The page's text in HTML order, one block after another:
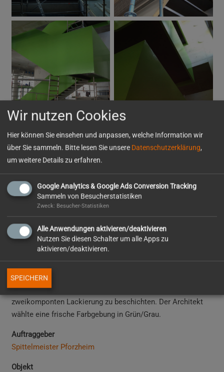
Hilda Gymnasium Pforzheim
Im Neubau Hildagymnasium Pforzheim bekam Otto Wolf
GmbH 2012
Auftrag die Metalltreppe über 4 Etagen komplett mit
zweikomponten Lackierung zu beschichten. Der Architekt
wählte eine frische Farbgebung in Grün/Grau.
Auftraggeber
Spittelmeister Pforzheim
Objekt
Wir nutzen Cookies
Hier können Sie einsehen und anpassen, welche Information wir
über Sie sammeln. Bitte lesen Sie unsere Datenschutzerklärung,
um weitere Details zu erfahren.
Google Analytics & Google Ads Conversion Tracking
Sammeln von Besucherstatistiken
Zweck: Besucher-Statistiken
Alle Anwendungen aktivieren/deaktivieren
Nutzen Sie diesen Schalter um alle Apps zu
aktivieren/deaktivieren.
SPEICHERN